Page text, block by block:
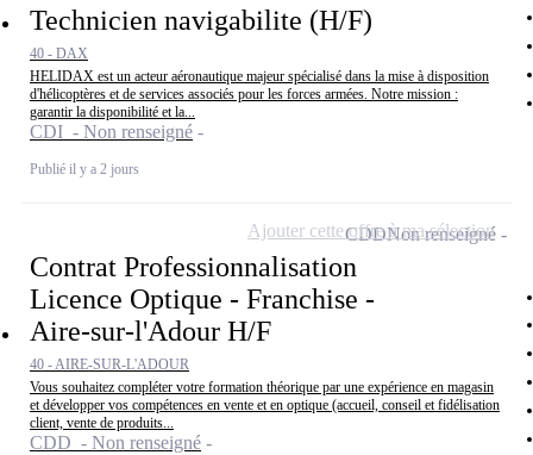
Technicien navigabilite (H/F)
40 - DAX
HELIDAX est un acteur aéronautique majeur spécialisé dans la mise à disposition
d'hélicoptères et de services associés pour les forces armées. Notre mission :
garantir la disponibilité et la...
CDI - Non renseigné
Publié il y a 2 jours
Contrat Professionnalisation
Licence Optique - Franchise -
Aire-sur-l'Adour H/F
40 - AIRE-SUR-L'ADOUR
Vous souhaitez compléter votre formation théorique par une expérience en magasin
et développer vos compétences en vente et en optique (accueil, conseil et fidélisation
client, vente de produits...
CDD - Non renseigné
CDDNon renseigné
Ajouter cette offre à ma sélection